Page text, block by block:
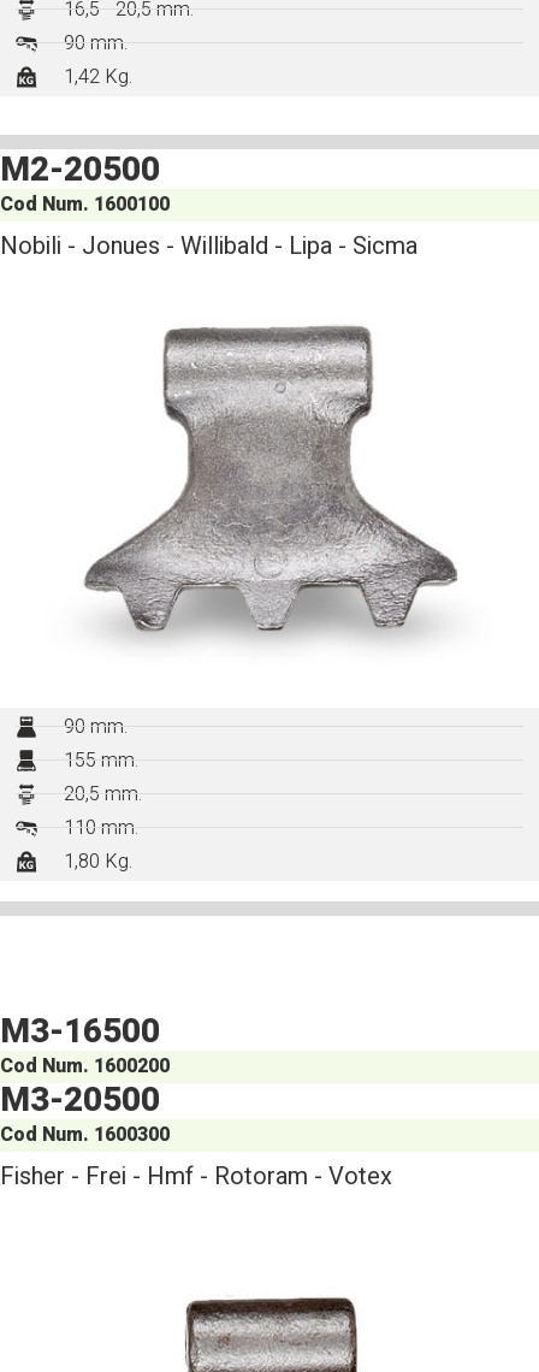
16,5 - 20,5 mm.
90 mm.
1,42 Kg.
M2-20500
Cod Num. 1600100
Nobili - Jonues - Willibald - Lipa - Sicma
90 mm.
155 mm.
20,5 mm.
110 mm.
1,80 Kg.
M3-16500
Cod Num. 1600200
M3-20500
Cod Num. 1600300
Fisher - Frei - Hmf - Rotoram - Votex